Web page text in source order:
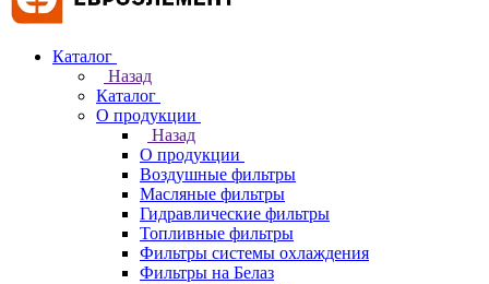
Каталог
Назад
Каталог
О продукции
Назад
О продукции
Воздушные фильтры
Масляные фильтры
Гидравлические фильтры
Топливные фильтры
Фильтры системы охлаждения
Фильтры на Белаз